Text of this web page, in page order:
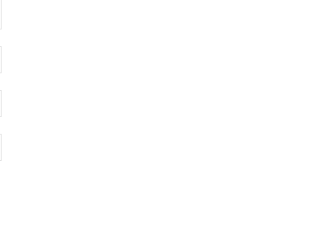
почта:*
Сайт: